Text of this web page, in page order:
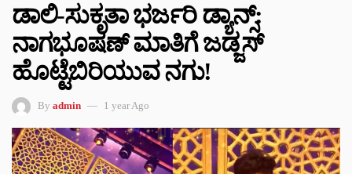
ಡಾಲಿ-ಸುಕೃತಾ ಭರ್ಜರಿ ಡ್ಯಾನ್ಸ್:
ನಾಗಭೂಷಣ್ ಮಾತಿಗೆ ಜಡ್ಜಸ್
ಹೊಟ್ಟೆಬಿರಿಯುವ ನಗು!
By admin 1 year Ago